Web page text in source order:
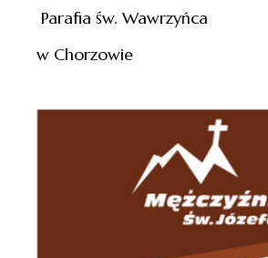
Parafia św. Wawrzyńca
w Chorzowie